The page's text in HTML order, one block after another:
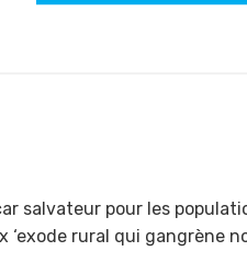
salvateur pour les
rural qui gangrène